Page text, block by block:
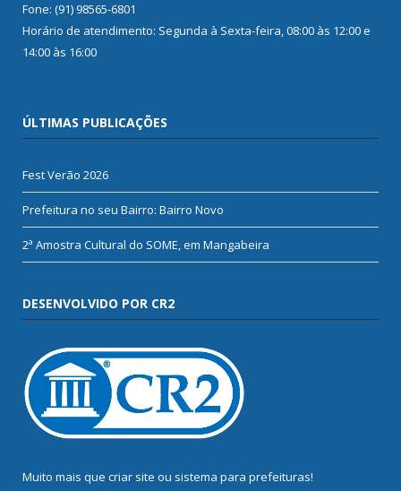
Fone: (91) 98565-6801
Horário de atendimento: Segunda à Sexta-feira, 08:00 às 12:00 e
14:00 às 16:00
ÚLTIMAS PUBLICAÇÕES
Fest Verão 2026
Prefeitura no seu Bairro: Bairro Novo
2ª Amostra Cultural do SOME, em Mangabeira
DESENVOLVIDO POR CR2
Muito mais que criar site ou sistema para prefeituras!